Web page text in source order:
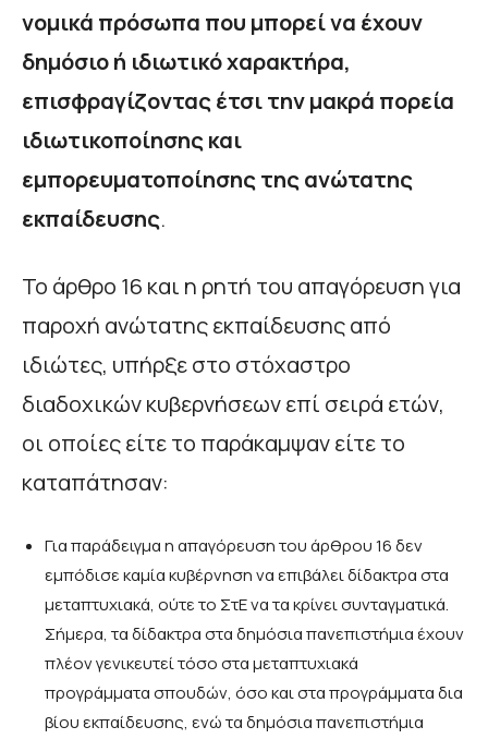
νομικά πρόσωπα που μπορεί να έχουν
δημόσιο ή ιδιωτικό χαρακτήρα,
επισφραγίζοντας έτσι την μακρά πορεία
ιδιωτικοποίησης και
εμπορευματοποίησης της ανώτατης
εκπαίδευσης.
Το άρθρο 16 και η ρητή του απαγόρευση για
παροχή ανώτατης εκπαίδευσης από
ιδιώτες, υπήρξε στο στόχαστρο
διαδοχικών κυβερνήσεων επί σειρά ετών,
οι οποίες είτε το παράκαμψαν είτε το
καταπάτησαν:
Για παράδειγμα η απαγόρευση του άρθρου 16 δεν
εμπόδισε καμία κυβέρνηση να επιβάλει δίδακτρα στα
μεταπτυχιακά, ούτε το ΣτΕ να τα κρίνει συνταγματικά.
Σήμερα, τα δίδακτρα στα δημόσια πανεπιστήμια έχουν
πλέον γενικευτεί τόσο στα μεταπτυχιακά
προγράμματα σπουδών, όσο και στα προγράμματα δια
βίου εκπαίδευσης, ενώ τα δημόσια πανεπιστήμια